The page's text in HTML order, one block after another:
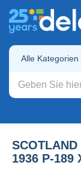
Alle Kategorien
1936 P-189